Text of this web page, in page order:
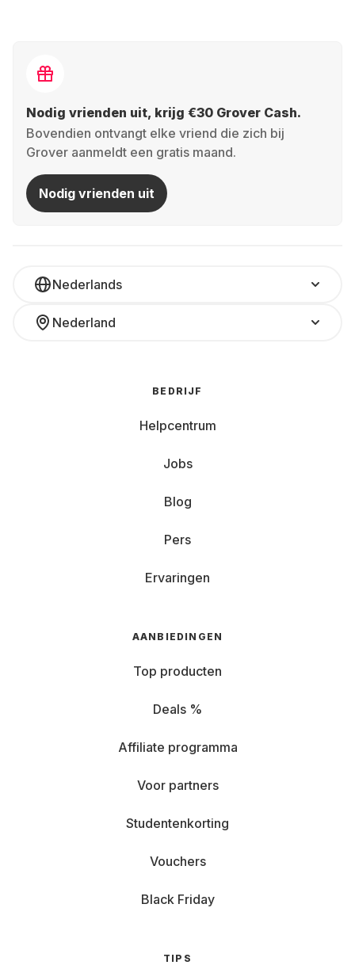
Nodig vrienden uit, krijg €30 Grover Cash.
Bovendien ontvangt elke vriend die zich bij
Grover aanmeldt een gratis maand.
Nodig vrienden uit
Nederlands
Nederland
BEDRIJF
Helpcentrum
Jobs
Blog
Pers
Ervaringen
AANBIEDINGEN
Top producten
Deals %
Affiliate programma
Voor partners
Studentenkorting
Vouchers
Black Friday
TIPS